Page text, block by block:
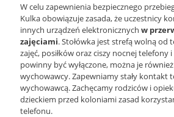
W celu zapewnienia bezpiecznego
Kulka obowiązuje zasada, że uczestnicy
innych urządzeń elektronicznych w
zajęciami. Stołówka jest strefą wolną od
zajęć, posiłków oraz ciszy nocnej telefony
powinny być wyłączone, można je
wychowawcy. Zapewniamy stały kontakt
wychowawcą. Zachęcamy rodziców i
dzieckiem przed koloniami zasad
telefonu.